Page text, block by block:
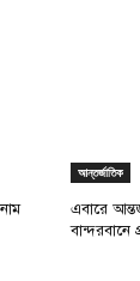
আন্তর্জাতিক
এবারে